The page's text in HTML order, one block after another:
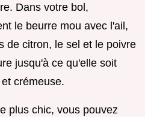
Dans votre bol,
le beurre mou avec l'ail,
de citron, le sel et le poivre
jusqu'à ce qu'elle soit
crémeuse.
plus chic, vous pouvez